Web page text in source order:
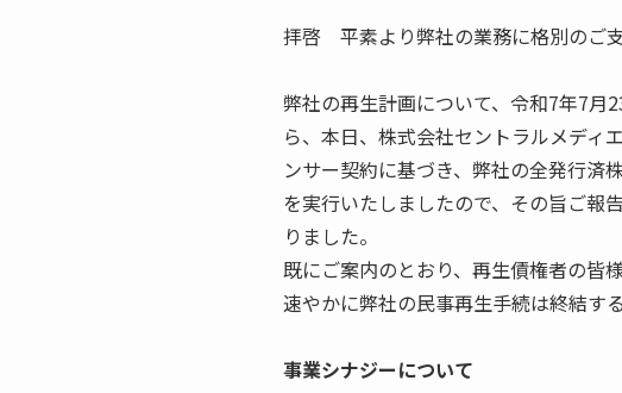
拝啓 平素より弊社の業務に格別のご
弊社の再生計画について、令和7年7月
ら、本日、株式会社セントラルメディ
ンサー契約に基づき、弊社の全発行済
を実行いたしましたので、その旨ご報
りました。
既にご案内のとおり、再生債権者の皆
速やかに弊社の民事再生手続は終結する
事業シナジーについて